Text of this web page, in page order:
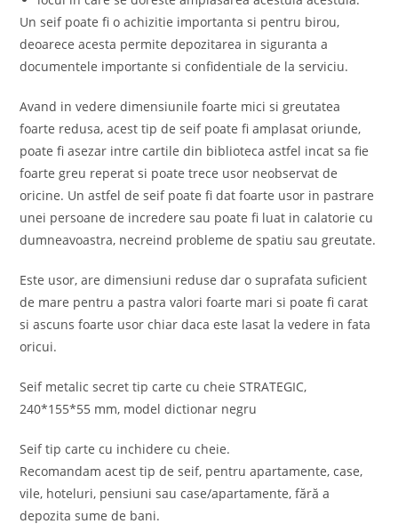
Un seif poate fi o achizitie importanta si pentru birou,
deoarece acesta permite depozitarea in siguranta a
documentele importante si confidentiale de la serviciu.
Avand in vedere dimensiunile foarte mici si greutatea
foarte redusa, acest tip de seif poate fi amplasat oriunde,
poate fi asezar intre cartile din biblioteca astfel incat sa fie
foarte greu reperat si poate trece usor neobservat de
oricine. Un astfel de seif poate fi dat foarte usor in pastrare
unei persoane de incredere sau poate fi luat in calatorie cu
dumneavoastra, necreind probleme de spatiu sau greutate.
Este usor, are dimensiuni reduse dar o suprafata suficient
de mare pentru a pastra valori foarte mari si poate fi carat
si ascuns foarte usor chiar daca este lasat la vedere in fata
oricui.
Seif metalic secret tip carte cu cheie STRATEGIC,
240*155*55 mm, model dictionar negru
Seif tip carte cu inchidere cu cheie.
Recomandam acest tip de seif, pentru apartamente, case,
vile, hoteluri, pensiuni sau case/apartamente, fără a
depozita sume de bani.